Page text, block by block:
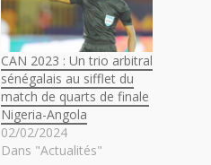
CAN 2023 : Un trio arbitral
sénégalais au sifflet du
match de quarts de finale
Nigeria-Angola
02/02/2024
Dans "Actualités"